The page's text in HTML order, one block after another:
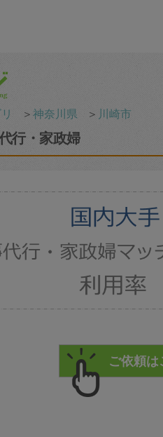
＞神奈川県 ＞ 川崎市
行・家政婦